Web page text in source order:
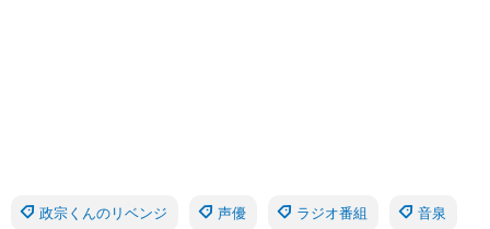
政宗くんのリベンジ 声優 ラジオ番組 音泉